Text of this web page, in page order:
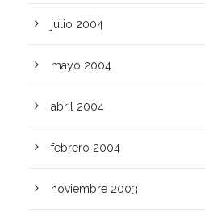
julio 2004
mayo 2004
abril 2004
febrero 2004
noviembre 2003